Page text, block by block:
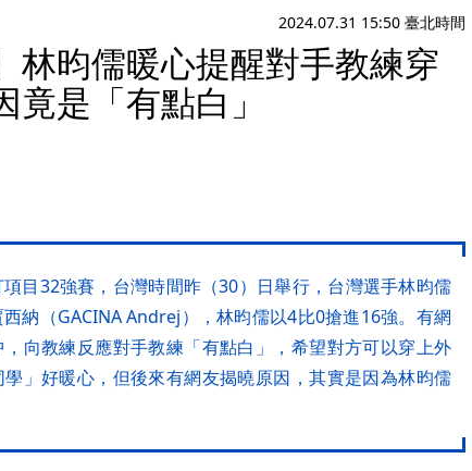
2024.07.31 15:50 臺北時間
林昀儒暖心提醒對手教練穿
是「有點白」
目32強賽，台灣時間昨（30）日舉行，台灣選手林昀儒
納（GACINA Andrej），林昀儒以4比0搶進16強。有網
向教練反應對手教練「有點白」，希望對方可以穿上外
」好暖心，但後來有網友揭曉原因，其實是因為林昀儒